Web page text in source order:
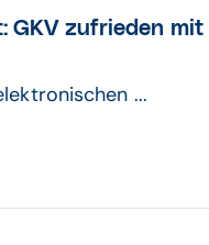
GKV zufrieden mit
...